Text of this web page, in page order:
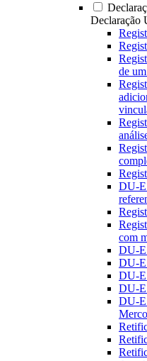
Declaração
de
DU-E
com
DU-E
DU-E
DU-
DU-E
DU-E